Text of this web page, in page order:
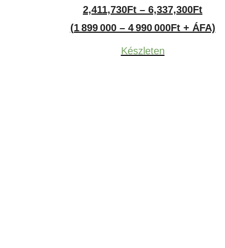
2,411,730Ft – 6,337,300Ft
(1 899 000 – 4 990 000Ft + ÁFA)
Készleten